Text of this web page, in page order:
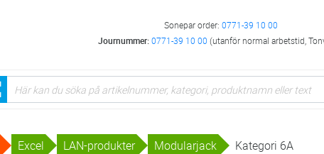
Sonepar order: 0771-39 10 00
Journummer:0771-39 10 00 (utanför normal arbetstid,
Excel LAN-produkter Modularjack Kategori 6A